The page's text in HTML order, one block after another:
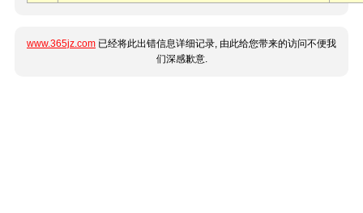
www.365jz.com 已经将此出错信息详细记录, 由此给您带来的访问不便我
们深感歉意.